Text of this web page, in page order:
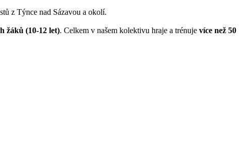
z Týnce nad Sázavou a okolí.
žáků (10-12 let). Celkem v našem kolektivu hraje a trénuje více než 50